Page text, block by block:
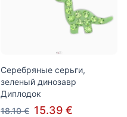
Серебряные серьги,
зеленый динозавр
Диплодок
18.10 € 15.39 €